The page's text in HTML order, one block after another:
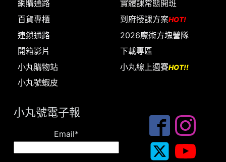
網購通路
百貨專櫃
連鎖通路
開箱影片
小丸購物站
小丸號蝦皮
實體課常態開班
到府授課方案HOT!
2026魔術方塊營隊
下載專區
小丸線上週賽HOT!!
小丸號電子報
Email*